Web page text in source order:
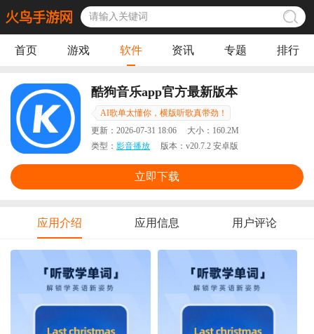
首页 游戏 软件 资讯 专题 排行
酷狗音乐app官方最新版本
AI歌单太懂你，横版听歌真带劲！
更新： 2026-07-31 18:06 大小： 160.2M
类型： 影音播放 版本： v20.7.2 安卓版
立即下载
应用介绍 应用信息 用户评论